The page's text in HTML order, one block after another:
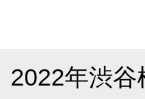
2022年渋